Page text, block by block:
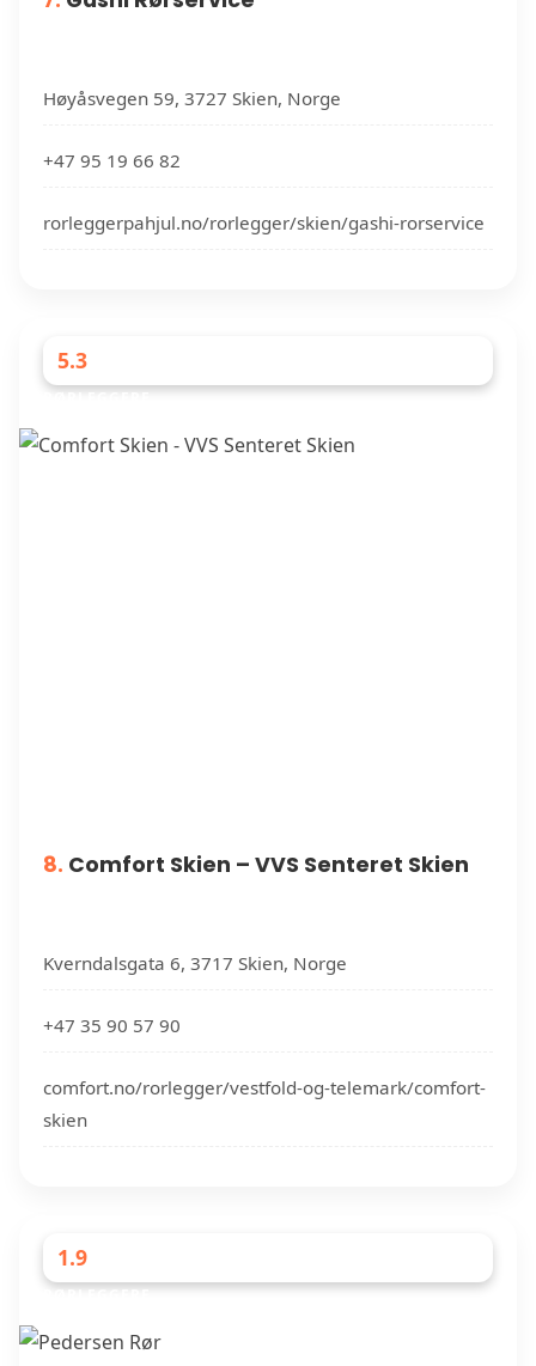
Høyåsvegen 59, 3727 Skien, Norge
+47 95 19 66 82
rorleggerpahjul.no/rorlegger/skien/gashi-rorservice
5.3
8. Comfort Skien – VVS Senteret Skien
Kverndalsgata 6, 3717 Skien, Norge
+47 35 90 57 90
comfort.no/rorlegger/vestfold-og-telemark/comfort-
skien
1.9